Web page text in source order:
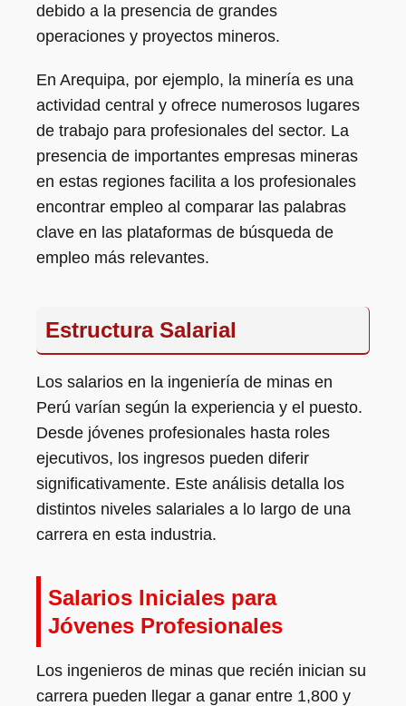
debido a la presencia de grandes
operaciones y proyectos mineros.
En Arequipa, por ejemplo, la minería es una
actividad central y ofrece numerosos lugares
de trabajo para profesionales del sector. La
presencia de importantes empresas mineras
en estas regiones facilita a los profesionales
encontrar empleo al comparar las palabras
clave en las plataformas de búsqueda de
empleo más relevantes.
Estructura Salarial
Los salarios en la ingeniería de minas en
Perú varían según la experiencia y el puesto.
Desde jóvenes profesionales hasta roles
ejecutivos, los ingresos pueden diferir
significativamente. Este análisis detalla los
distintos niveles salariales a lo largo de una
carrera en esta industria.
Salarios Iniciales para
Jóvenes Profesionales
Los ingenieros de minas que recién inician su
carrera pueden llegar a ganar entre 1,800 y